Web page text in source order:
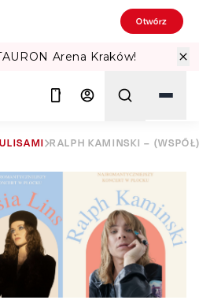
Otwórz
Arena Kraków!
RALPH KAMINSKI –